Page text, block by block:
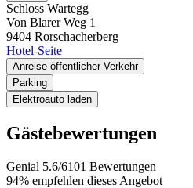
Schloss Wartegg
Von Blarer Weg 1
9404 Rorschacherberg
Hotel-Seite
Anreise öffentlicher Verkehr
Parking
Elektroauto laden
Gästebewertungen
Genial 5.6/6101 Bewertungen
94% empfehlen dieses Angebot